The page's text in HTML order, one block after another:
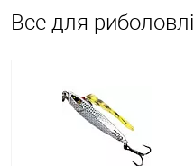
Все для риболовлі